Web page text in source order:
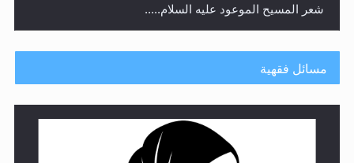
شعر المسيح الموعود عليه السلام.....
مسائل فقهية